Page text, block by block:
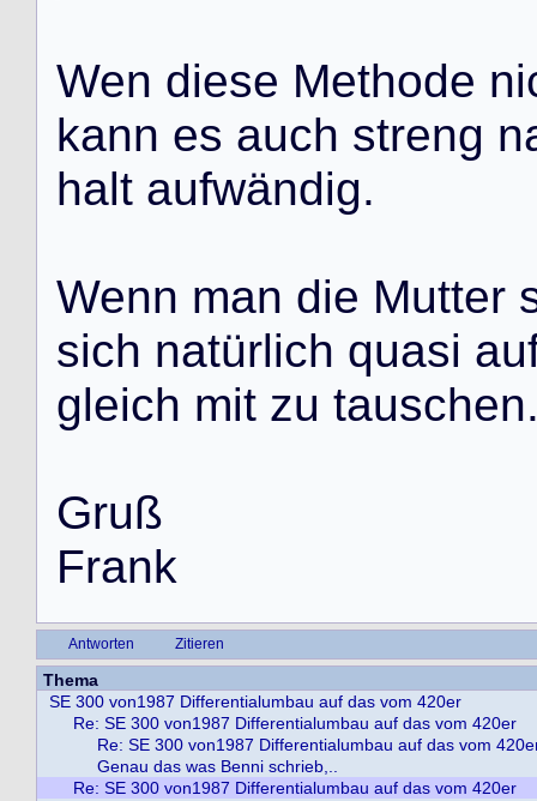
Wen diese Methode ni
kann es auch streng n
halt aufwändig.
Wenn man die Mutter
sich natürlich quasi au
gleich mit zu tauschen
Gruß
Frank
Antworten Zitieren
Thema
SE 300 von1987 Differentialumbau auf das vom 420er
Re: SE 300 von1987 Differentialumbau auf das vom 420er
Re: SE 300 von1987 Differentialumbau auf das vom
Genau das was Benni schrieb,..
Re: SE 300 von1987 Differentialumbau auf das vom 420er